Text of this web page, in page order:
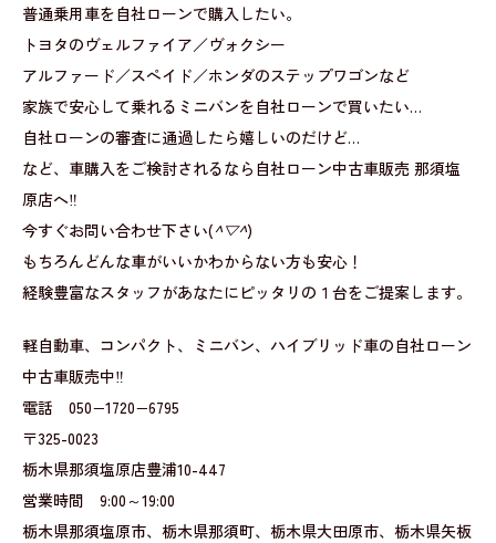
普通乗用車を自社ローンで購入したい。
トヨタのヴェルファイア／ヴォクシー
アルファード／スペイド／ホンダのステップワゴンなど
家族で安心して乗れるミニバンを自社ローンで買いたい…
自社ローンの審査に通過したら嬉しいのだけど…
など、車購入をご検討されるなら自社ローン中古車販売 那須塩
原店へ‼
今すぐお問い合わせ下さい(^▽^)
もちろんどんな車がいいかわからない方も安心！
経験豊富なスタッフがあなたにピッタリの１台をご提案します。
軽自動車、コンパクト、ミニバン、ハイブリッド車の自社ローン
中古車販売中‼
電話 050−1720−6795
〒325-0023
栃木県那須塩原店豊浦10-447
営業時間 9:00～19:00
栃木県那須塩原市、栃木県那須町、栃木県大田原市、栃木県矢板